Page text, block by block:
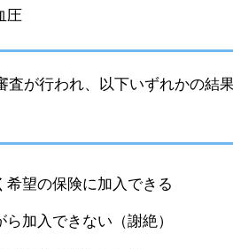
圧
査が行われ、以下いずれかの結
希望の保険に加入できる
ら加入できない（謝絶）